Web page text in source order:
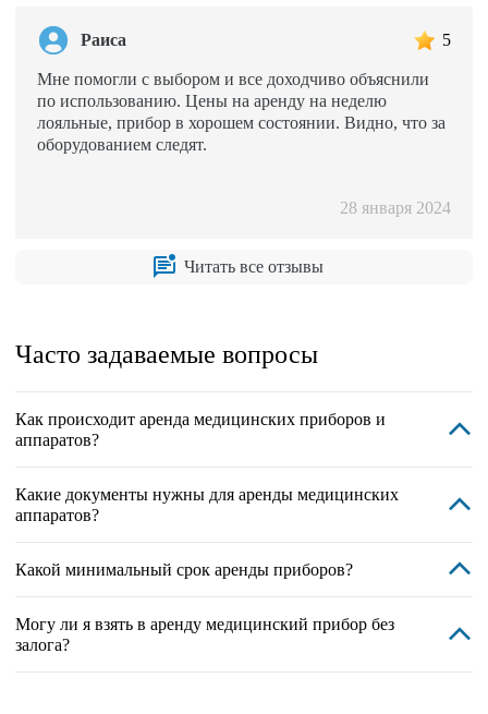
Раиса 5
Мне помогли с выбором и все доходчиво объяснили
по использованию. Цены на аренду на неделю
лояльные, прибор в хорошем состоянии. Видно, что за
оборудованием следят.
28 января 2024
Читать все отзывы
Часто задаваемые вопросы
Как происходит аренда медицинских приборов и
аппаратов?
Какие документы нужны для аренды медицинских
аппаратов?
Какой минимальный срок аренды приборов?
Могу ли я взять в аренду медицинский прибор без
залога?